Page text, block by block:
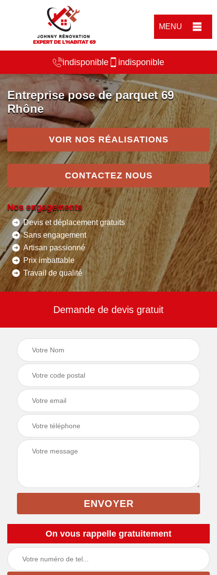
MENU
indisponible indisponible
Entreprise pose de parquet 69
Rhône
VOIR NOS RÉALISATIONS
CONTACTEZ NOUS
Nos engagements
Devis et déplacement gratuits
Sans engagement
Artisan passionné
Prix imbattable
Travail de qualité
Demande de devis gratuit
On vous rappelle gratuitement